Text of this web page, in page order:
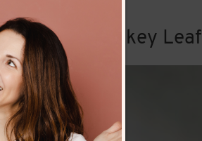
Monstera Monkey Leaf